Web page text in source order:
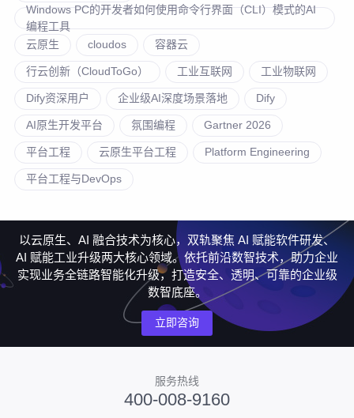
Windows PC的开发者如何使用命令行界面（CLI）模式的AI
编程工具
云原生
cloudos 容器云
行云创新（CloudToGo） 工业互联网 工业物联网
Dify资深用户 企业级AI深度场景落地 Dify
AI原生开发平台 氛围编程 Gartner 2026
平台工程 云原生平台工程 Platform Engineering
平台工程与DevOps
以云原生、AI 融合技术为核心，双轨聚焦 AI 赋能软件研发、
AI 赋能工业升级两大核心领域。依托前沿数智技术，助力企业
实现业务全链路智能化升级，打造安全、透明、可靠的企业级
数智底座。
立即咨询
服务热线
400-008-9160